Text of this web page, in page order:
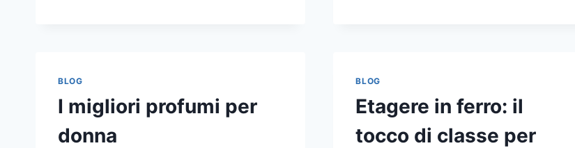
DELLE
APPARECCHIATURE
SCOMMESSE
ONLINE
BLOG
I migliori profumi per
donna
BLOG
Etagere in ferro: il
tocco di classe per